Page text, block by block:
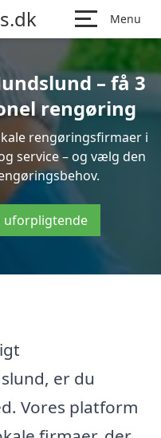
Menu
– få 3
rengøring
rengøringsfirmaer i
service – og vælg den
uforpligtende
er du
Vores platform